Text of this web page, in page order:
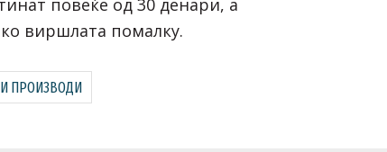
повеќе од 30 денари, а
виршлата помалку.
ПРОИЗВОДИ